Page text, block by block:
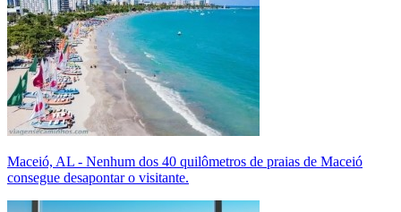
Maceió, AL - Nenhum dos 40 quilômetros de praias de Maceió
consegue desapontar o visitante.